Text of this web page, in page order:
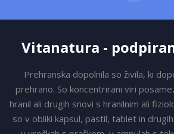
Vitanatura -
Prehranska dopolnila so živila, ki
prehrano. So koncentrirani viri
hranil ali drugih snovi s hranilnim ali
so v obliki kapsul, pastil, tablet in